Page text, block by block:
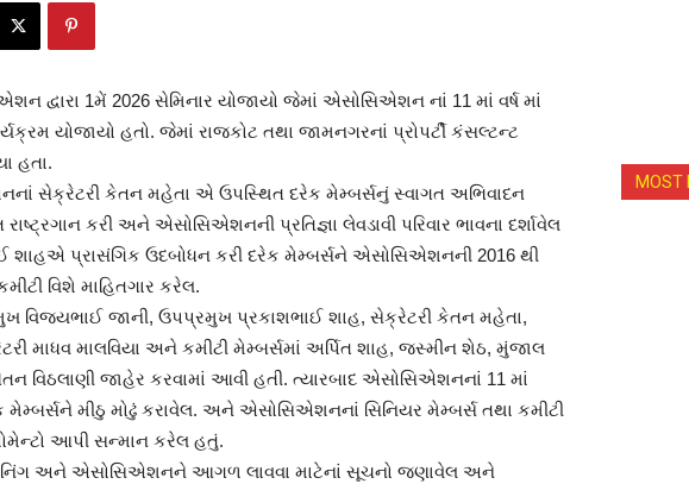
દ્વારા 1મેં 2026 સેમિનાર યોજાયો જેમાં એસોસિએશન નાં 11 માં વર્ષ માં
યોજાયો હતો. જેમાં રાજકોટ તથા જામનગરનાં પ્રોપર્ટી કંસલ્ટન્ટ
હતા.
સેક્રેટરી કેતન મહેતા એ ઉપસ્થિત દરેક મેમ્બર્સનું સ્વાગત અભિવાદન
કરી અને એસોસિએશનની પ્રતિજ્ઞા લેવડાવી પરિવાર ભાવના દર્શાવેલ
શાહએ પ્રાસંગિક ઉદબોધન કરી દરેક મેમ્બર્સને એસોસિએશનની 2016 થી
વિશે માહિતગાર કરેલ.
વિજયભાઈ જાની, ઉપપ્રમુખ પ્રકાશભાઈ શાહ, સેક્રેટરી કેતન મહેતા,
માધવ માલવિયા અને કમીટી મેમ્બર્સમાં અર્પિત શાહ, જસ્મીન શેઠ, મુંજાલ
વિઠલાણી જાહેર કરવામાં આવી હતી. ત્યારબાદ એસોસિએશનનાં 11 માં
મેમ્બર્સને મીઠુ મોઢું કરાવેલ. અને એસોસિએશનનાં સિનિયર મેમ્બર્સ તથા કમીટી
આપી સન્માન કરેલ હતું.
અને એસોસિએશનને આગળ લાવવા માટેનાં સૂચનો જણાવેલ અને
MOST